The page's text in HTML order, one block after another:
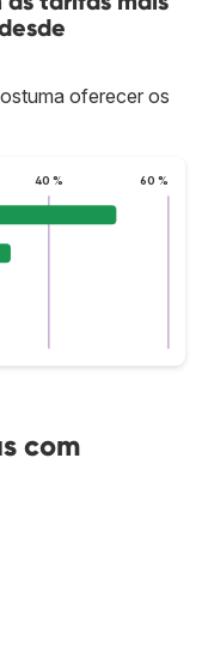
oferecer os
40 % 60 %
com